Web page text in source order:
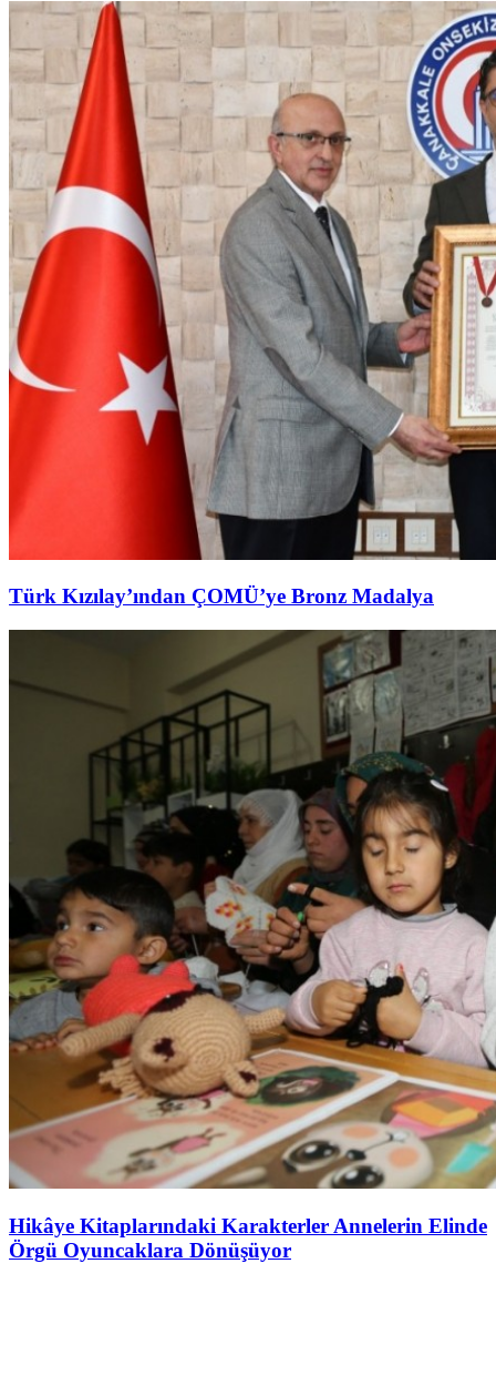
Türk Kızılay’ından ÇOMÜ’ye Bronz Madalya
Hikâye Kitaplarındaki Karakterler Annelerin Elinde
Örgü Oyuncaklara Dönüşüyor